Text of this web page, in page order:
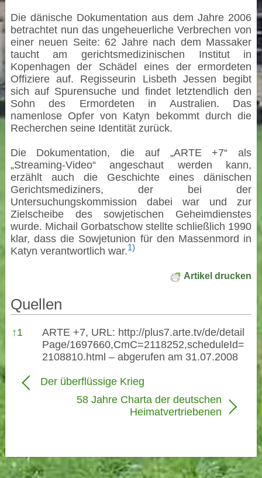
Die dänische Dokumentation aus dem Jahre 2006
betrachtet nun das ungeheuerliche Verbrechen von
einer neuen Seite: 62 Jahre nach dem Massaker
taucht am gerichtsmedizinischen Institut in
Kopenhagen der Schädel eines der ermordeten
Offiziere auf. Regisseurin Lisbeth Jessen begibt
sich auf Spurensuche und findet letztendlich den
Sohn des Ermordeten in Australien. Das
namenlose Opfer von Katyn bekommt durch die
Recherchen seine Identität zurück.
Die Dokumentation, die auf „ARTE +7“ als
„Streaming-Video“ angeschaut werden kann,
erzählt auch die Geschichte eines dänischen
Gerichtsmediziners, der bei der
Untersuchungskommission dabei war und zur
Zielscheibe des sowjetischen Geheimdienstes
wurde. Michail Gorbatschow stellte schließlich 1990
klar, dass die Sowjetunion für den Massenmord in
Katyn verantwortlich war.1)
Artikel drucken
Quellen
Quellen
↑1 ARTE +7, URL: http://plus7.arte.tv/de/detail
Page/1697660,CmC=2118252,scheduleId=
2108810.html – abgerufen am 31.07.2008
Der überflüssige Krieg
58 Jahre Charta der deutschen
Heimatvertriebenen